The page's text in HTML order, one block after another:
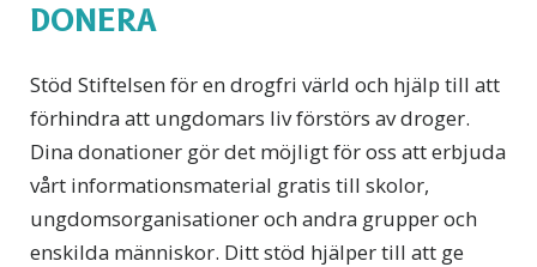
DONERA
Stöd Stiftelsen för en drogfri värld och hjälp till att
förhindra att ungdomars liv förstörs av droger.
Dina donationer gör det möjligt för oss att erbjuda
vårt informationsmaterial gratis till skolor,
ungdomsorganisationer och andra grupper och
enskilda människor. Ditt stöd hjälper till att ge